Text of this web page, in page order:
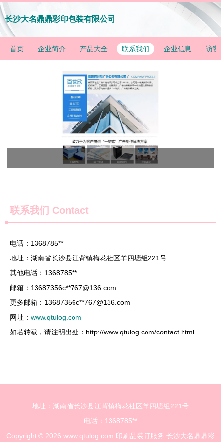
长沙大名鼎鼎彩印包装有限公司
首页 企业简介 产品大全 联系我们 企业信息 访客
联系我们 Contact
电话：1368785**
地址：湖南省长沙县江背镇梅花社区羊四塘组221号
其他电话：1368785**
邮箱：13687356c**767@136.com
更多邮箱：13687356c**767@136.com
网址： www.qtulog.com
如若转载，请注明出处：http://www.qtulog.com/contact.html
地址：湖南省长沙县江背镇梅花社区羊四塘组221号
电话：1368785**
Copyright © 2026 www.qtulog.com 印刷品装订服务 长沙大名鼎鼎彩